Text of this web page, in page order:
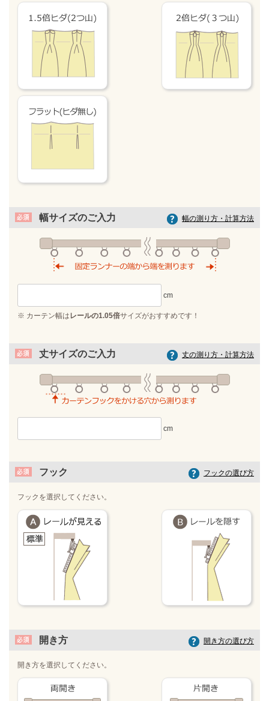
幅サイズのご入力 幅の測り方・計算方法
※ カーテン幅は レールの1.05倍サイズがおすすめです！
丈サイズのご入力 丈の測り方・計算方法
フック フックの選び方
フックを選択してください。
開き方 開き方の選び方
開き方を選択してください。